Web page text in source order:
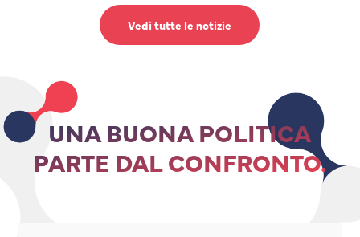
Vedi tutte le notizie
UNA BUONA POLITICA
PARTE DAL CONFRONTO.